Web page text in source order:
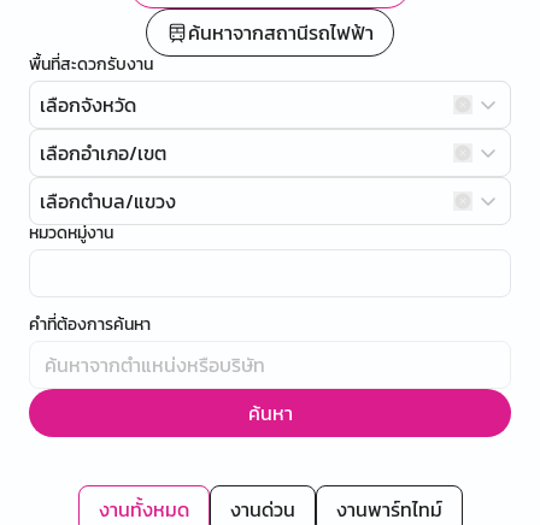
ค้นหาจากสถานีรถไฟฟ้า
พื้นที่สะดวกรับงาน
เลือกจังหวัด
เลือกอำเภอ/เขต
เลือกตำบล/แขวง
หมวดหมู่งาน
คำที่ต้องการค้นหา
ค้นหา
งานทั้งหมด งานด่วน
งานพาร์ทไทม์